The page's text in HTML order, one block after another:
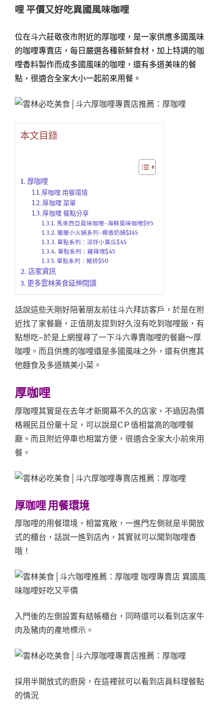
哩 平價又好吃異國風味咖哩
位在斗六莊敬夜市附近的厚咖哩，是一家供應多國風味
的咖哩專賣店，每日嚴選各種新鮮食材，加上特調的咖
哩香料製作而成多國風味的咖哩，還有多道美味的餐
點，很適合全家大小一起前來用餐。
本文目錄
厚咖哩
厚咖哩 用餐環境
厚咖哩 菜單
厚咖哩 餐點分享
馬來西亞風味咖哩-海鮮風味咖哩$95
暖暖小火鍋系列-椰香奶鍋$145
單點系列：涼拌小黃瓜$45
單點系列：雞辣塊$45
單點系列：豬排$50
店家資訊
更多雲林美食延伸閱讀
話說這些天剛好陪著朋友前往斗六拜訪客戶，於是在附
近找了家餐廳，正值朋友提到好久沒有吃到咖哩飯，有
點想吃~於是上網搜尋了一下斗六專賣咖哩的餐廳～厚
咖哩。而且供應的咖哩還是多國風味之外，還有供應其
他麵食及多道精美小菜。
厚咖哩
厚咖哩其實是在去年才新開幕不久的店家，不過因為價
格親民且份量十足，可以說是CＰ值相當高的咖哩餐
廳。而且附近停車也相當方便，很適合全家大小前來用
餐。
厚咖哩 用餐環境
厚咖哩的用餐環境，相當寬敞，一進門左側就是半開放
式的櫃台，話說一進到店內，其實就可以聞到咖哩香
哦！
入門後的左側設置有結帳櫃台，同時還可以看到店家牛
肉及豬肉的產地標示。
採用半開放式的廚房，在這裡就可以看到店員料理餐點
的情況